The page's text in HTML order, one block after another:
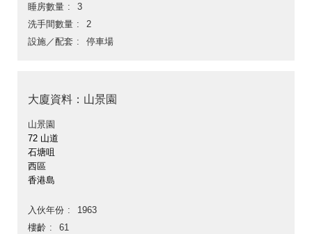
睡房數量
3
洗手間數量
2
設施／配套
停車場
大廈資料：山景園
山景園
72 山道
石塘咀
西區
香港島
入伙年份
1963
樓齡
61